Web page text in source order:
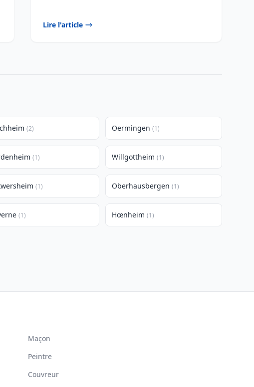
Lire l'article
(2) Oermingen (1)
(1) Willgottheim (1)
(1) Oberhausbergen (1)
(1) Hœnheim (1)
Maçon
Peintre
Couvreur